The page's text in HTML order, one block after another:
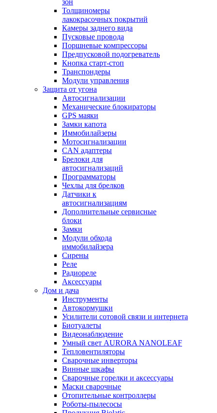
зон
Толщиномеры
лакокрасочных покрытий
Камеры заднего вида
Пусковые провода
Поршневые компрессоры
Предпусковой подогреватель
Кнопка старт-стоп
Транспондеры
Модули управления
Защита от угона
Автосигнализации
Механические блoкираторы
GPS маяки
Замки капота
Иммобилайзеры
Мотосигнализации
CAN адаптеры
Брелоки для
автосигнализаций
Программаторы
Чехлы для брелков
Датчики к
автосигнализациям
Дополнительные сервисные
блоки
Замки
Модули обхода
иммобилайзера
Сирены
Реле
Радиореле
Аксессуары
Дом и дача
Инструменты
Автокормушки
Усилители сотовой связи и интернета
Биотуалеты
Видеонаблюдение
Умный свет AURORA NANOLEAF
Тепловентиляторы
Сварочные инверторы
Винные шкафы
Сварочные горелки и аксессуары
Маски сварочные
Отопительные контроллеры
Роботы-пылесосы